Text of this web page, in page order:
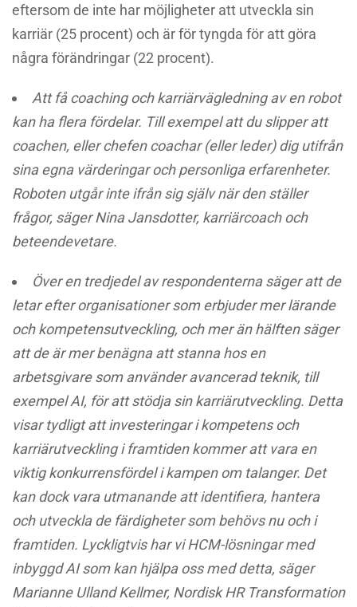
eftersom de inte har möjligheter att utveckla sin
karriär (25 procent) och är för tyngda för att göra
några förändringar (22 procent).
Att få coaching och karriärvägledning av en robot
kan ha flera fördelar. Till exempel att du slipper att
coachen, eller chefen coachar (eller leder) dig utifrån
sina egna värderingar och personliga erfarenheter.
Roboten utgår inte ifrån sig själv när den ställer
frågor, säger Nina Jansdotter, karriärcoach och
beteendevetare.
Över en tredjedel av respondenterna säger att de
letar efter organisationer som erbjuder mer lärande
och kompetensutveckling, och mer än hälften säger
att de är mer benägna att stanna hos en
arbetsgivare som använder avancerad teknik, till
exempel AI, för att stödja sin karriärutveckling. Detta
visar tydligt att investeringar i kompetens och
karriärutveckling i framtiden kommer att vara en
viktig konkurrensfördel i kampen om talanger. Det
kan dock vara utmanande att identifiera, hantera
och utveckla de färdigheter som behövs nu och i
framtiden. Lyckligtvis har vi HCM-lösningar med
inbyggd AI som kan hjälpa oss med detta, säger
Marianne Ulland Kellmer, Nordisk HR Transformation